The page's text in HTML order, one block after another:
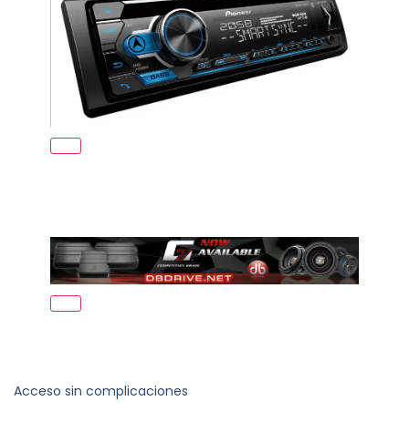
Acceso sin complicaciones